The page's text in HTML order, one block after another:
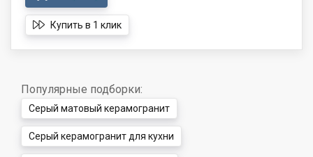
Купить в 1 клик
Популярные подборки:
Серый матовый керамогранит
Серый керамогранит для кухни